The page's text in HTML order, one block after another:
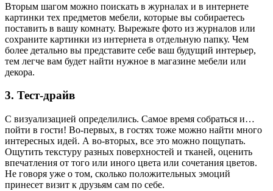
Вторым шагом можно поискать в журналах и в интернете
картинки тех предметов мебели, которые вы собираетесь
поставить в вашу комнату. Вырежьте фото из журналов или
сохраните картинки из интернета в отдельную папку. Чем
более детально вы представите себе ваш будущий интерьер,
тем легче вам будет найти нужное в магазине мебели или
декора.
3. Тест-драйв
С визуализацией определились. Самое время собраться и…
пойти в гости! Во-первых, в гостях тоже можно найти много
интересных идей. А во-вторых, все это можно пощупать.
Ощутить текстуру разных поверхностей и тканей, оценить
впечатления от того или иного цвета или сочетания цветов.
Не говоря уже о том, сколько положительных эмоций
принесет визит к друзьям сам по себе.